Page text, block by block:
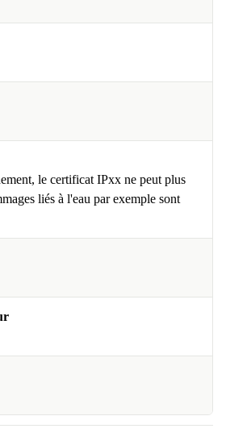
le certificat IPxx ne peut plus
liés à l'eau par exemple sont